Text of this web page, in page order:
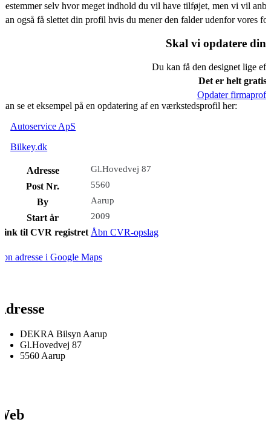
selv hvor meget indhold du vil have tilføjet, men vi vil
også få slettet din profil hvis du mener den falder udenfor vores
Skal vi opdatere din
Du kan få den designet lige
Det er helt gratis.
Opdater firmaprofil
se et eksempel på en opdatering af en værkstedsprofil her:
Autoservice ApS
Bilkey.dk
Adresse Gl.Hovedvej 87
Post Nr. 5560
By Aarup
Start år 2009
til CVR registret Åbn CVR-opslag
adresse i Google Maps
DEKRA Bilsyn Aarup
Gl.Hovedvej 87
5560 Aarup